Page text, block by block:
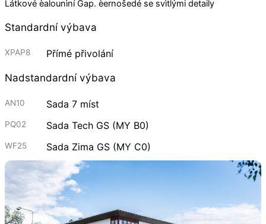
Látkové èalounìní Gap. èernošedé se svìtlými detaily
Standardní výbava
XPAP8 Přímé přivolání
Nadstandardní výbava
AN10 Sada 7 míst
PQ02 Sada Tech GS (MY B0)
WF25 Sada Zima GS (MY C0)